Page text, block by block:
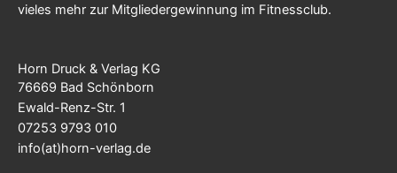
vieles mehr zur Mitgliedergewinnung im Fitnessclub.
Horn Druck & Verlag KG
76669 Bad Schönborn
Ewald-Renz-Str. 1
07253 9793 010
info(at)horn-verlag.de